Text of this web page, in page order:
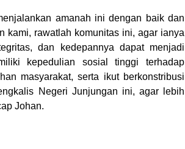
amanah ini dengan baik dan
kami, rawatlah komunitas ini, agar ianya
dan kedepannya dapat menjadi
kepedulian sosial tinggi terhadap
masyarakat, serta ikut berkonstribusi
Negeri Junjungan ini, agar lebih
Johan.